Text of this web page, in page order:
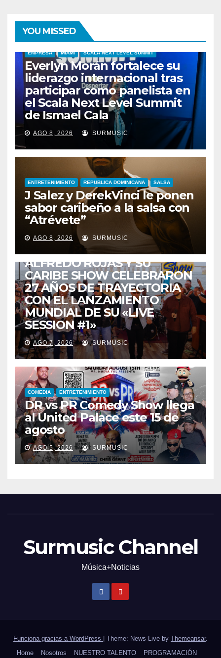
YOU MISSED
EMPRESA MIAMI SCALA NEXT LEVEL SUMMIT
Everlyn Morán fortalece su
liderazgo internacional tras
participar como panelista en
el Scala Next Level Summit
de Ismael Cala
AGO 8, 2026 SURMUSIC
ENTRETENIMIENTO REPUBLICA DOMINICANA SALSA
J Salez y DerekVinci le ponen
sabor caribeño a la salsa con
“Atrévete”
AGO 8, 2026 SURMUSIC
ENTRETENIMIENTO GUARACHA ZULIANA LIVE SESSION
ZULIA
ALFREDO ROJAS Y SU
CARIBE SHOW CELEBRARON
27 AÑOS DE TRAYECTORIA
CON EL LANZAMIENTO
MUNDIAL DE SU «LIVE
SESSION #1»
AGO 7, 2026 SURMUSIC
COMEDIA ENTRETENIMIENTO
DR vs PR Comedy Show llega
al United Palace este 15 de
agosto
AGO 5, 2026 SURMUSIC
Surmusic Channel
Música+Noticias
Funciona gracias a WordPress Theme: News Live by Themeansar.
Home
Nosotros NUESTRO TALENTO PROGRAMACIÓN